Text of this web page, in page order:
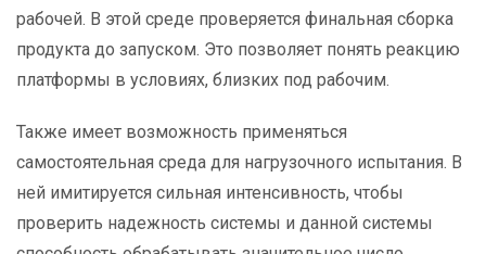
рабочей. В этой среде проверяется финальная сборка
продукта до запуском. Это позволяет понять реакцию
платформы в условиях, близких под рабочим.
Также имеет возможность применяться
самостоятельная среда для нагрузочного испытания. В
ней имитируется сильная интенсивность, чтобы
проверить надежность системы и данной системы